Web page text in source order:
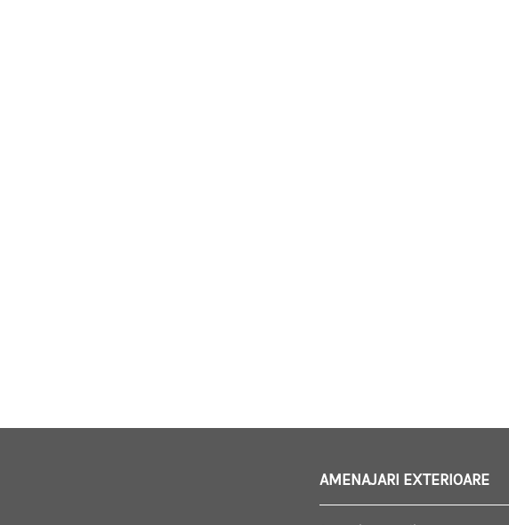
AMENAJARI EXTERIOARE